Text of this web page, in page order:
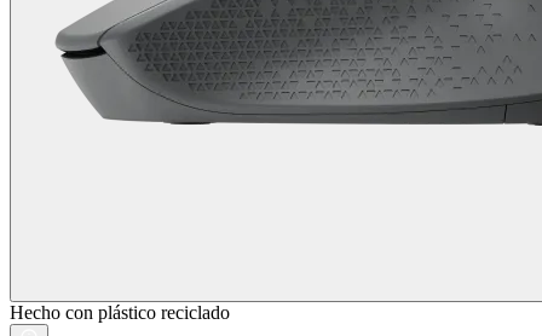
Hecho con plástico reciclado